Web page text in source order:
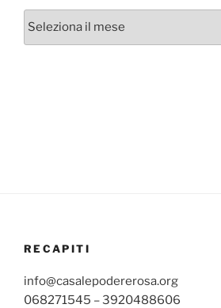
Archivi
RECAPITI
info@casalepodererosa.org
068271545 – 3920488606